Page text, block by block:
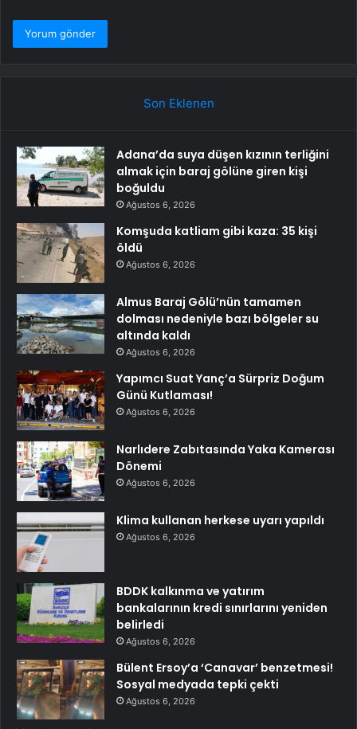
Son Eklenen
Adana’da suya düşen kızının terliğini
almak için baraj gölüne giren kişi
boğuldu
Ağustos 6, 2026
Komşuda katliam gibi kaza: 35 kişi
öldü
Ağustos 6, 2026
Almus Baraj Gölü’nün tamamen
dolması nedeniyle bazı bölgeler su
altında kaldı
Ağustos 6, 2026
Yapımcı Suat Yanç’a Sürpriz Doğum
Günü Kutlaması!
Ağustos 6, 2026
Narlıdere Zabıtasında Yaka Kamerası
Dönemi
Ağustos 6, 2026
Klima kullanan herkese uyarı yapıldı
Ağustos 6, 2026
BDDK kalkınma ve yatırım
bankalarının kredi sınırlarını yeniden
belirledi
Ağustos 6, 2026
Bülent Ersoy’a ‘Canavar’ benzetmesi!
Sosyal medyada tepki çekti
Ağustos 6, 2026